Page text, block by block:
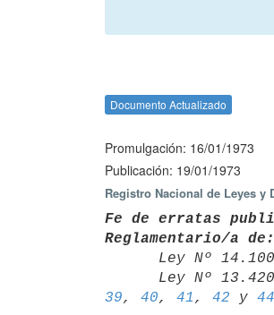
Documento Actualizado
Promulgación: 16/01/1973
Publicación: 19/01/1973
Registro Nacional de Leyes y
Fe de erratas
Reglamentario/a de:
Ley Nº
Ley Nº
39, 40, 41 , 42 y 44